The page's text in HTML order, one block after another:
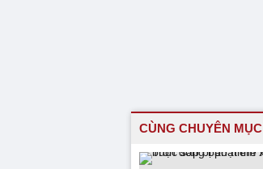
CÙNG CHUYÊN MỤC